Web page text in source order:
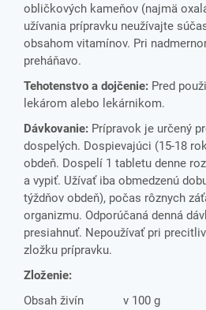
obličkových kameňov (najmä
užívania prípravku neužívajte
obsahom vitamínov. Pri
preháňavo.
Tehotenstvo a dojčenie: Pred
lekárom alebo lekárnikom.
Dávkovanie: Prípravok je určený
dospelých. Dospievajúci (15-18
obdeň. Dospelí 1 tabletu denne
a vypiť. Užívať iba obmedzenú
týždňov obdeň), počas rôznych
organizmu. Odporúčaná denná
presiahnuť. Nepoužívať pri
zložku prípravku.
Zloženie:
Obsah živín
v 100 g